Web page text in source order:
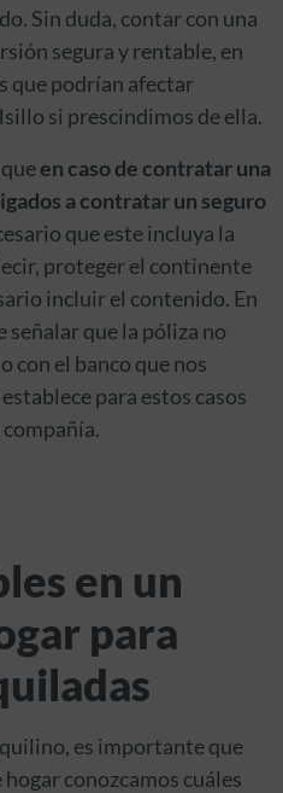
Sin duda, contar con una
segura y rentable, en
que podrían afectar
si prescindimos de ella.
en caso de contratar una
a contratar un seguro
que este incluya la
proteger el continente
incluir el contenido. En
que la póliza no
con el banco que nos
para estos casos
en un
para
es importante que
conozcamos cuáles